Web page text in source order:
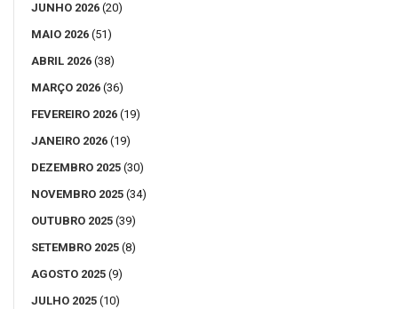
JUNHO 2026 (20)
MAIO 2026 (51)
ABRIL 2026 (38)
MARÇO 2026 (36)
FEVEREIRO 2026 (19)
JANEIRO 2026 (19)
DEZEMBRO 2025 (30)
NOVEMBRO 2025 (34)
OUTUBRO 2025 (39)
SETEMBRO 2025 (8)
AGOSTO 2025 (9)
JULHO 2025 (10)